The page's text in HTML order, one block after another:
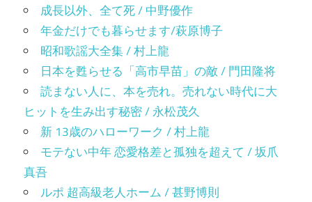
成長以外、全て死 / 中野優作
年金だけでも暮らせます/萩原博子
昭和歌謡大全集 / 村上龍
日本を甦らせる「高市早苗」の敵 / 門田隆将
読まない人に、本を売れ。売れない時代に大
ヒットを生み出す秘密 / 永松茂久
新 13歳のハローワーク / 村上龍
モテない中年 恋愛格差と孤独を超えて / 坂爪
真吾
ルポ 超高級老人ホーム / 甚野博則